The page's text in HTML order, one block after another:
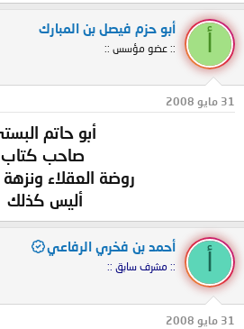
أبو حزم فيصل بن المبارك
:: عضو مؤسس ::
31 مايو 2008
أبو حاتم
صاحب كتاب
روضة العقلاء ونزهة
أليس كذلك
أحمد بن فخري الرفاعي
:: مشرف سابق ::
31 مايو 2008